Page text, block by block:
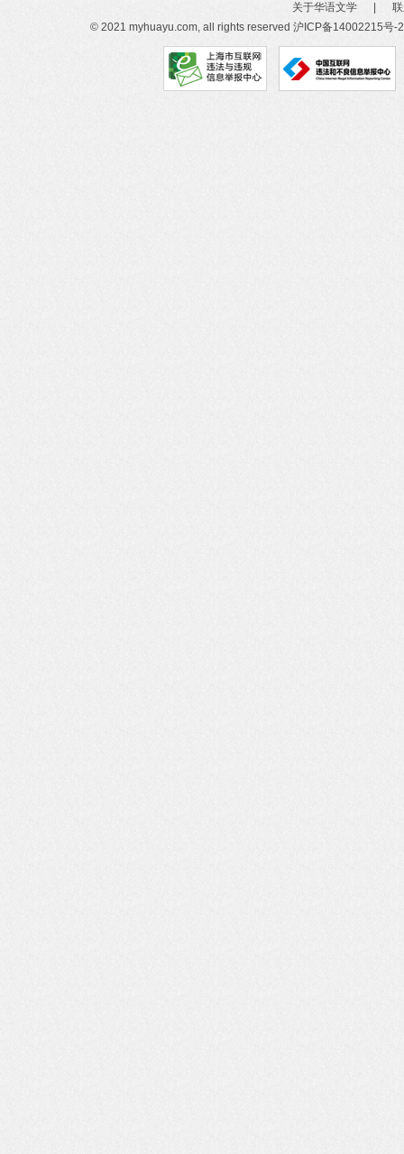
关于华语文学
© 2021 myhuayu.com, all rights reserved 沪ICP备14002215号-2